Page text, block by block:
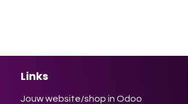
Links
Jouw website/shop in Odoo